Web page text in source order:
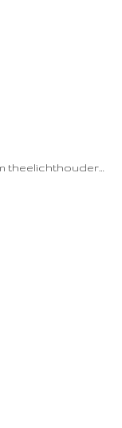
theelichthouder…